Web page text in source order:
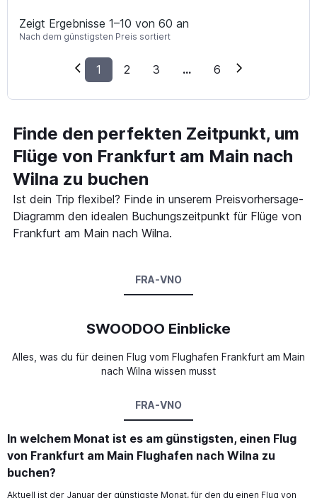
Zeigt Ergebnisse 1–10 von 60 an
Nach dem günstigsten Preis sortiert
1 2 3 ... 6
Finde den perfekten Zeitpunkt, um
Flüge von Frankfurt am Main nach
Wilna zu buchen
Ist dein Trip flexibel? Finde in unserem Preisvorhersage-
Diagramm den idealen Buchungszeitpunkt für Flüge von
Frankfurt am Main nach Wilna.
FRA-VNO
SWOODOO Einblicke
Alles, was du für deinen Flug vom Flughafen Frankfurt am Main
nach Wilna wissen musst
FRA-VNO
In welchem Monat ist es am günstigsten, einen Flug
von Frankfurt am Main Flughafen nach Wilna zu
buchen?
Aktuell ist der Januar der günstigste Monat, für den du einen Flug von